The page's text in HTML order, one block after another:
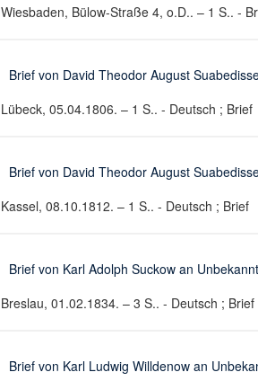
Wiesbaden, Bülow-Straße 4, o.D.. – 1 S.. -
Brief von David Theodor August
Lübeck, 05.04.1806. – 1 S.. - Deutsch ; Brief
Brief von David Theodor August
Kassel, 08.10.1812. – 1 S.. - Deutsch ; Brief
Brief von Karl Adolph Suckow an Unbekannt
Breslau, 01.02.1834. – 3 S.. - Deutsch ; Brief
Brief von Karl Ludwig Willdenow an